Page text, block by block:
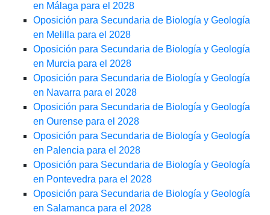
en Málaga para el 2028
Oposición para Secundaria de Biología y Geología
en Melilla para el 2028
Oposición para Secundaria de Biología y Geología
en Murcia para el 2028
Oposición para Secundaria de Biología y Geología
en Navarra para el 2028
Oposición para Secundaria de Biología y Geología
en Ourense para el 2028
Oposición para Secundaria de Biología y Geología
en Palencia para el 2028
Oposición para Secundaria de Biología y Geología
en Pontevedra para el 2028
Oposición para Secundaria de Biología y Geología
en Salamanca para el 2028